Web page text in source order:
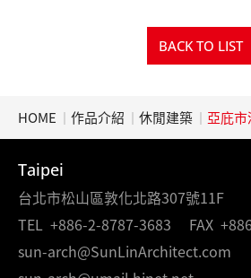
BACK TO LIST
HOME 作品介紹 休閒建築 亞庇
Taipei
台北市松山區敦化北路307號11F
TEL +886-2-8787-3683 FAX
sun-arch@SunLinArchitect.com